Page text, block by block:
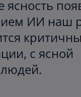
ИИ наш
с ясной